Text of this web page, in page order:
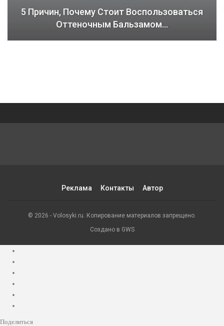
5 Причин, Почему Стоит Воспользоваться
Оттеночным Бальзамом…
Реклама Контакты Автор
© 2026 - Volosyki.ru. Копирование материалов запрещено.
Создано в GWS
Поделиться